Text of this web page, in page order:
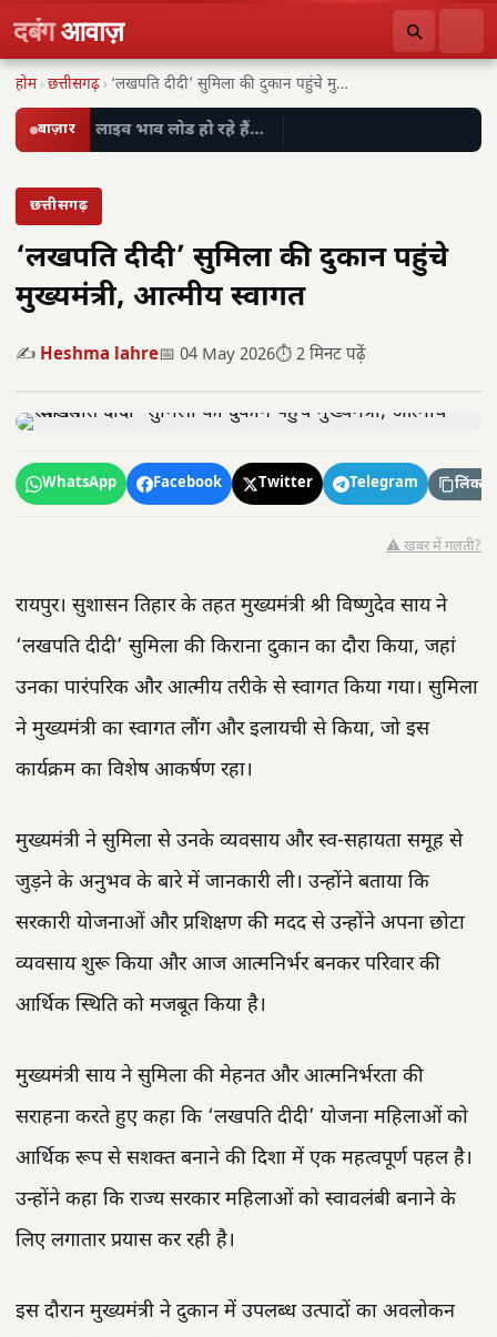
दबंगआवाज़
होम ›छत्तीसगढ़ › ‘लखपति दीदी’ सुमिला की दुकान पहुंचे मुख्यमंत्री, आत्मीय…
बाज़ार लाइव भाव लोड हो रहे हैं…
छत्तीसगढ़
‘लखपति दीदी’ सुमिला की दुकान पहुंचे
मुख्यमंत्री, आत्मीय स्वागत
✍️ Heshma lahre📅 04 May 2026⏱️ 2 मिनट पढ़ें
WhatsApp Facebook Twitter Telegram लिंक
⚠️ खबर में गलती?
रायपुर। सुशासन तिहार के तहत मुख्यमंत्री श्री विष्णुदेव साय ने
‘लखपति दीदी’ सुमिला की किराना दुकान का दौरा किया, जहां
उनका पारंपरिक और आत्मीय तरीके से स्वागत किया गया। सुमिला
ने मुख्यमंत्री का स्वागत लौंग और इलायची से किया, जो इस
कार्यक्रम का विशेष आकर्षण रहा।
मुख्यमंत्री ने सुमिला से उनके व्यवसाय और स्व-सहायता समूह से
जुड़ने के अनुभव के बारे में जानकारी ली। उन्होंने बताया कि
सरकारी योजनाओं और प्रशिक्षण की मदद से उन्होंने अपना छोटा
व्यवसाय शुरू किया और आज आत्मनिर्भर बनकर परिवार की
आर्थिक स्थिति को मजबूत किया है।
मुख्यमंत्री साय ने सुमिला की मेहनत और आत्मनिर्भरता की
सराहना करते हुए कहा कि ‘लखपति दीदी’ योजना महिलाओं को
आर्थिक रूप से सशक्त बनाने की दिशा में एक महत्वपूर्ण पहल है।
उन्होंने कहा कि राज्य सरकार महिलाओं को स्वावलंबी बनाने के
लिए लगातार प्रयास कर रही है।
इस दौरान मुख्यमंत्री ने दुकान में उपलब्ध उत्पादों का अवलोकन